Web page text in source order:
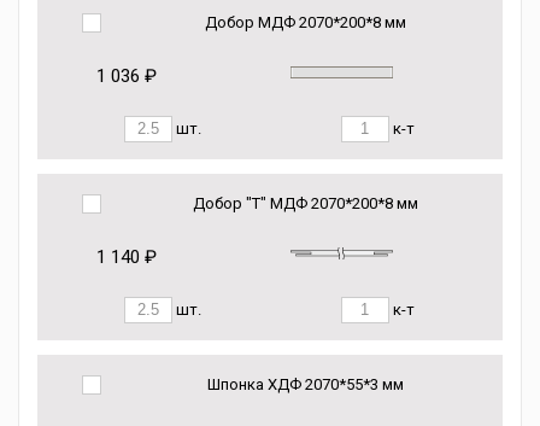
Добор МДФ 2070*200*8 мм
1 036 ₽
шт. к-т
Добор "Т" МДФ 2070*200*8 мм
1 140 ₽
шт. к-т
Шпонка ХДФ 2070*55*3 мм